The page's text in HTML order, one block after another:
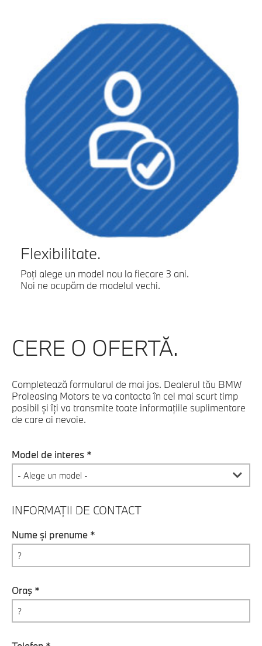
Flexibilitate.
Poţi alege un model nou la fiecare 3 ani.
Noi ne ocupăm de modelul vechi.
CERE O OFERTĂ.
Completează formularul de mai jos. Dealerul tău BMW
Proleasing Motors te va contacta în cel mai scurt timp
posibil şi îţi va transmite toate informaţiile suplimentare
de care ai nevoie.
Model de interes *
INFORMAȚII DE CONTACT
Nume și prenume *
Oraş *